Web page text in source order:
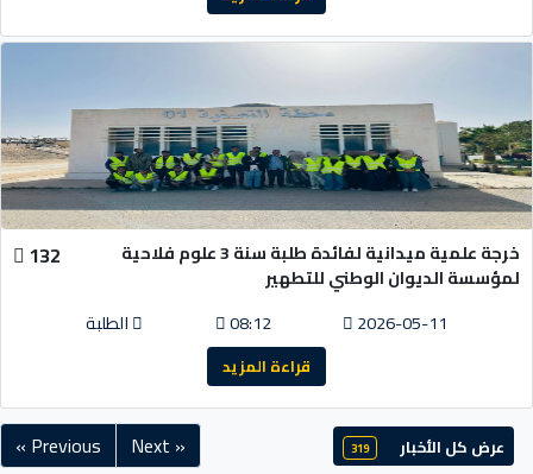
خرجة علمية ميدانية لفائدة طلبة سنة 3 علوم فلاحية
لمؤسسة الديوان الوطني للتطهير
132
2026-05-11
08:12 الطلبة
قراءة المزيد
عرض كل الأخبار 319
« Previous Next »